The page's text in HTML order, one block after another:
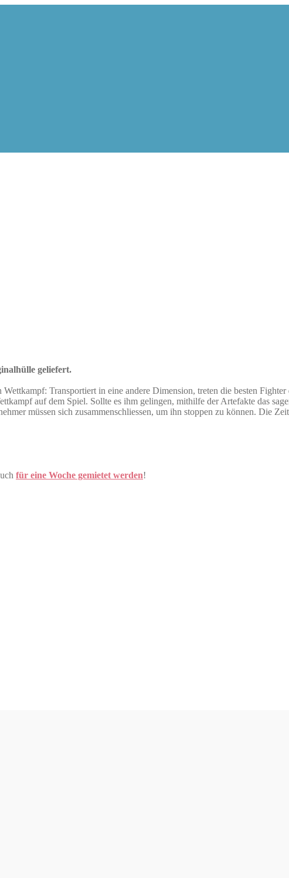
geliefert.
Transportiert in eine andere Dimension, treten die besten
auf dem Spiel. Sollte es ihm gelingen, mithilfe der Artefakte das
müssen sich zusammenschliessen, um ihn stoppen zu können. Die
für eine Woche gemietet werden!